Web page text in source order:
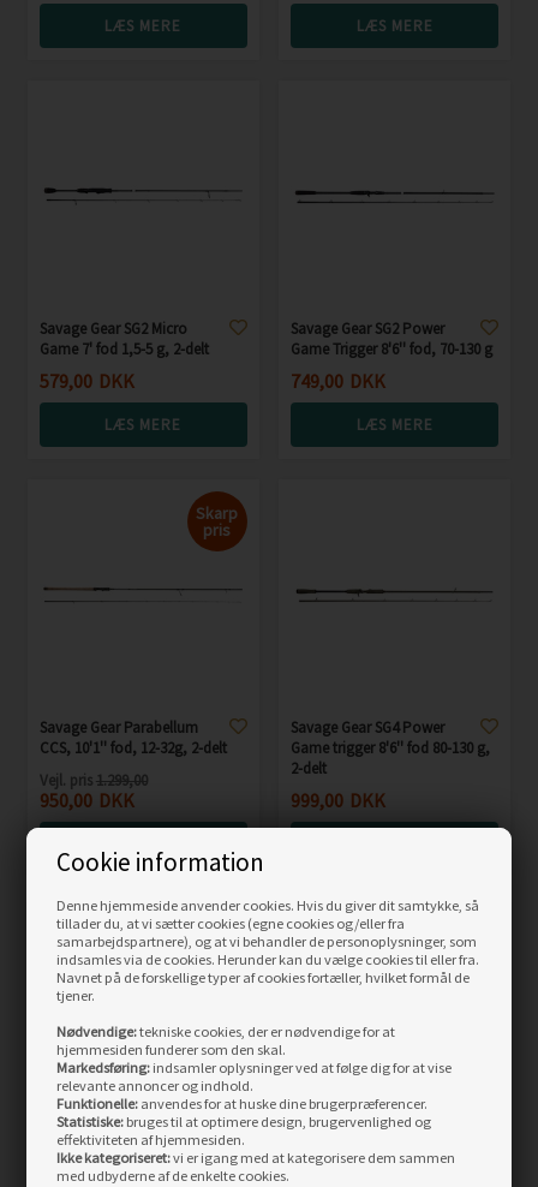
Cookie information
Denne hjemmeside anvender cookies. Hvis du giver dit samtykke, så
tillader du, at vi sætter cookies (egne cookies og/eller fra
samarbejdspartnere), og at vi behandler de personoplysninger, som
indsamles via de cookies. Herunder kan du vælge cookies til eller fra.
Navnet på de forskellige typer af cookies fortæller, hvilket formål de
tjener.
Nødvendige:tekniske cookies, der er nødvendige for at
hjemmesiden funderer som den skal.
Markedsføring: indsamler oplysninger ved at følge dig for at vise
relevante annoncer og indhold.
Funktionelle: anvendes for at huske dine brugerpræferencer.
Statistiske: bruges til at optimere design, brugervenlighed og
effektiviteten af hjemmesiden.
Ikke kategoriseret:vi er igang med at kategorisere dem sammen
med udbyderne af de enkelte cookies.
LÆS MERE LÆS MERE
Savage Gear SG2 Micro
Game 7' fod 1,5-5 g, 2-delt
579,00 DKK
LÆS MERE
Savage Gear SG2 Power
Game Trigger 8'6'' fod, 70-130 g
749,00 DKK
LÆS MERE
Skarp
pris
Savage Gear Parabellum
CCS, 10'1'' fod, 12-32g, 2-delt
Vejl. pris1.299,00
950,00 DKK
Savage Gear SG4 Power
Game trigger 8'6'' fod 80-130 g,
2-delt
999,00 DKK
Savage Gear SG4 Ultra
Light Game 6'6'' 2-8g, 2-delt
Light Game 7'3'' 3-10g, 2-delt